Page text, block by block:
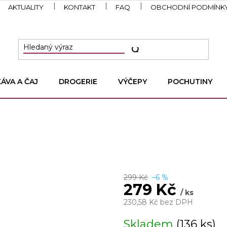
AKTUALITY KONTAKT FAQ OBCHODNÍ
A ČAJ DROGERIE VÝČEPY POCHUTINY
299 Kč –6 %
279 Kč/ ks
230,58 Kč bez DPH